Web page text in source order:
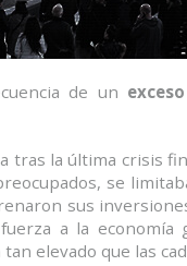
de un
tras la última crisis
se
sus
a la
elevado que las